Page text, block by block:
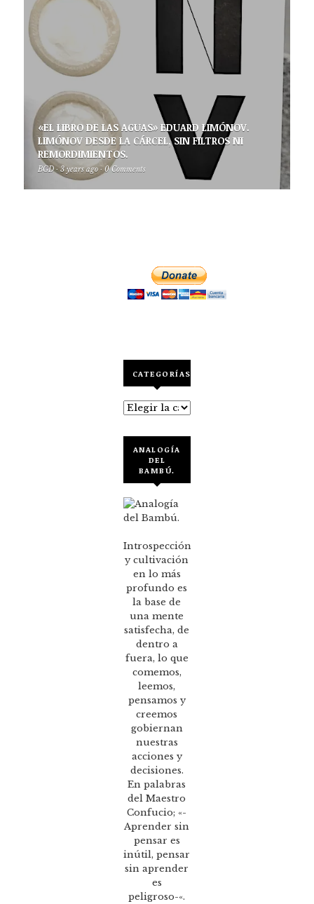
«EL LIBRO DE LAS AGUAS» EDUARD LIMÓNOV.
LIMÓNOV DESDE LA CÁRCEL, SIN FILTROS NI
REMORDIMIENTOS.
BGD · 3 years ago · 0 Comments
CATEGORÍAS
Categorías
ANALOGÍA
DEL
BAMBÚ.
Introspección
y cultivación
en lo más
profundo es
la base de
una mente
satisfecha, de
dentro a
fuera, lo que
comemos,
leemos,
pensamos y
creemos
gobiernan
nuestras
acciones y
decisiones.
En palabras
del Maestro
Confucio; «-
Aprender sin
pensar es
inútil, pensar
sin aprender
es
peligroso-«.